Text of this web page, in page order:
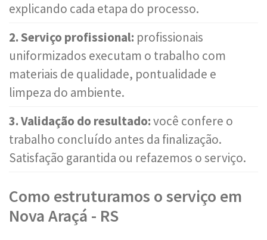
explicando cada etapa do processo.
2. Serviço profissional: profissionais
uniformizados executam o trabalho com
materiais de qualidade, pontualidade e
limpeza do ambiente.
3. Validação do resultado:você confere o
trabalho concluído antes da finalização.
Satisfação garantida ou refazemos o serviço.
Como estruturamos o serviço em
Nova Araçá - RS